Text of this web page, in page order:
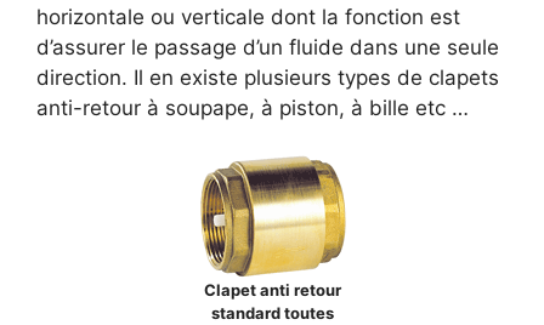
horizontale ou verticale dont la fonction est
d’assurer le passage d’un fluide dans une seule
direction. Il en existe plusieurs types de clapets
anti-retour à soupape, à piston, à bille etc …
Clapet anti retour
standard toutes